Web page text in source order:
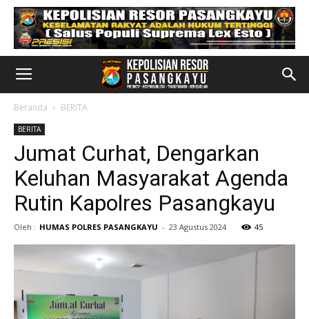
Beranda BERITA
BERITA
Jumat Curhat, Dengarkan
Keluhan Masyarakat Agenda
Rutin Kapolres Pasangkayu
Oleh : HUMAS POLRES PASANGKAYU - 23 Agustus 2024 45